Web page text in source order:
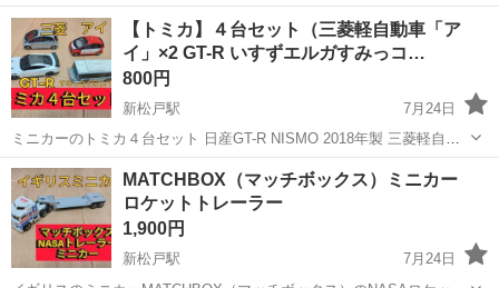
の行き方を調べたり、ICカードにチャージしたり… 来社面接は色々と
準備しないといけませんが、 ユニオンは来社不要だから考える必要ナ
シ☆ 自分らしく働こ...
千葉 松戸市 新松戸駅 警備員
【トミカ】４台セット（三菱軽自動車「ア
イ」×2 GT-R いすずエルガすみっコ…
800円
新松戸駅
7月24日
ミニカーのトミカ４台セット 日産GT-R NISMO 2018年製 三菱軽自動
車「アイ」2台（片方は電気自動車タイプ） いすずエルガ すみっコぐ
らしコラボ臨港バス（箱＆シール付属） バラ売り希望なら1台300円で
販売...
千葉 松戸市 すみっコぐらし
MATCHBOX（マッチボックス）ミニカー
ロケットトレーラー
1,900円
新松戸駅
7月24日